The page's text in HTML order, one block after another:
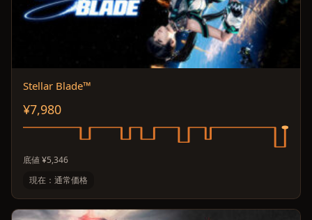
Stellar Blade™
¥7,980
底値 ¥5,346
現在：通常価格